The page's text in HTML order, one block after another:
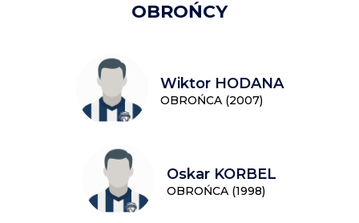
OBROŃCY
Wiktor HODANA
OBROŃCA (2007)
Oskar KORBEL
OBROŃCA (1998)